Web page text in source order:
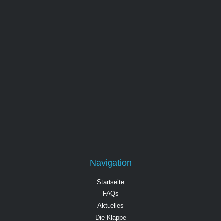
Navigation
Startseite
FAQs
Aktuelles
Die Klappe